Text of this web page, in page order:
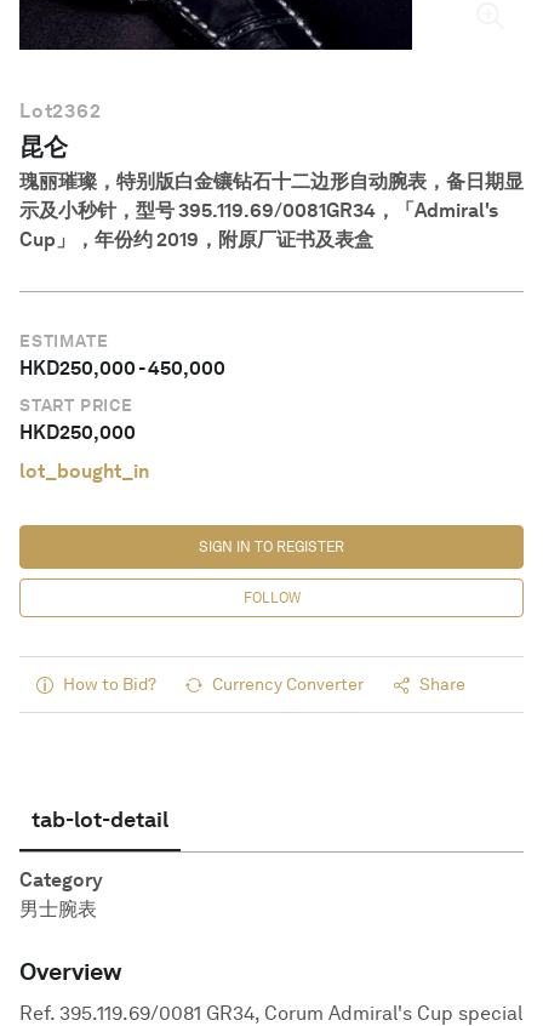
Lot2362
昆仑
瑰丽璀璨，特别版白金镶钻石十二边形自动腕表，备日期显
示及小秒针，型号 395.119.69/0081GR34，「Admiral's
Cup」，年份约 2019，附原厂证书及表盒
ESTIMATE
HKD250,000-450,000
START PRICE
HKD250,000
lot_bought_in
FOLLOW
SIGN IN TO REGISTER
How to Bid? Currency Converter Share
tab-lot-detail
Category
男士腕表
Overview
Ref. 395.119.69/0081 GR34, Corum Admiral's Cup special